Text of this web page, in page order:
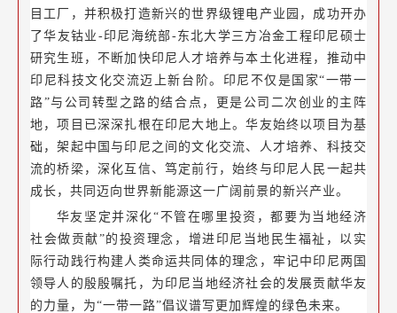
目工厂，并积极打造新兴的世界级锂电产业园，成功开办
了华友钴业-印尼海统部-东北大学三方冶金工程印尼硕士
研究生班，不断加快印尼人才培养与本土化进程，推动中
印尼科技文化交流迈上新台阶。印尼不仅是国家“一带一
路”与公司转型之路的结合点，更是公司二次创业的主阵
地，项目已深深扎根在印尼大地上。华友始终以项目为基
础，架起中国与印尼之间的文化交流、人才培养、科技交
流的桥梁，深化互信、笃定前行，始终与印尼人民一起共
成长，共同迈向世界新能源这一广阔前景的新兴产业。
华友坚定并深化“不管在哪里投资，都要为当地经济
社会做贡献”的投资理念，增进印尼当地民生福祉，以实
际行动践行构建人类命运共同体的理念，牢记中印尼两国
领导人的殷殷嘱托，为印尼当地经济社会的发展贡献华友
的力量，为“一带一路”倡议谱写更加辉煌的绿色未来。